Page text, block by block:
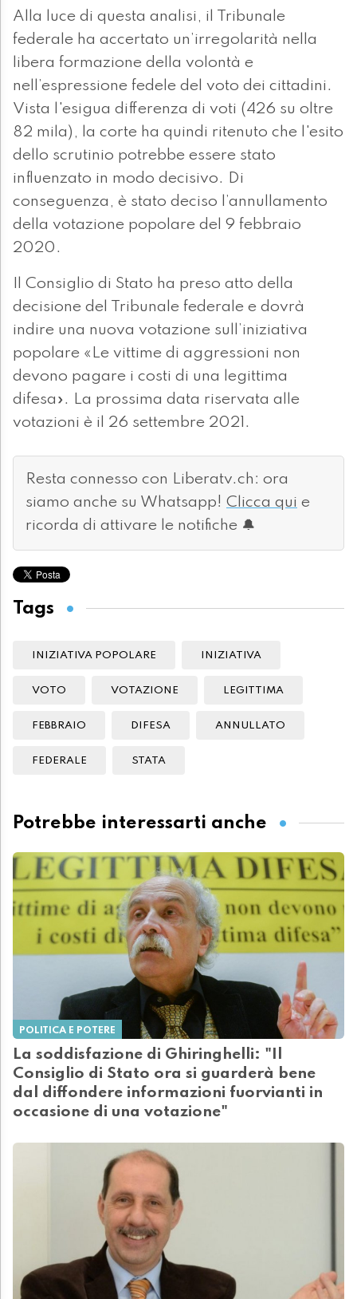
Alla luce di questa analisi, il Tribunale
federale ha accertato un’irregolarità nella
libera formazione della volontà e
nell’espressione fedele del voto dei cittadini.
Vista l'esigua differenza di voti (426 su oltre
82 mila), la corte ha quindi ritenuto che l'esito
dello scrutinio potrebbe essere stato
influenzato in modo decisivo. Di
conseguenza, è stato deciso l’annullamento
della votazione popolare del 9 febbraio
2020.
Il Consiglio di Stato ha preso atto della
decisione del Tribunale federale e dovrà
indire una nuova votazione sull’iniziativa
popolare «Le vittime di aggressioni non
devono pagare i costi di una legittima
difesa». La prossima data riservata alle
votazioni è il 26 settembre 2021.
Resta connesso con Liberatv.ch: ora
siamo anche su Whatsapp! Clicca qui e
ricorda di attivare le notifiche 🔔
Tags
INIZIATIVA POPOLARE INIZIATIVA
VOTO VOTAZIONE LEGITTIMA
FEBBRAIO DIFESA ANNULLATO
FEDERALE STATA
Potrebbe interessarti anche
POLITICA E POTERE
La soddisfazione di Ghiringhelli: "Il
Consiglio di Stato ora si guarderà bene
dal diffondere informazioni fuorvianti in
occasione di una votazione"